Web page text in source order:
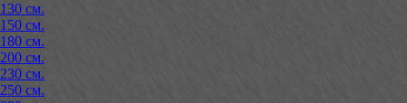
130 см.
150 см.
180 см.
200 см.
230 см.
250 см.